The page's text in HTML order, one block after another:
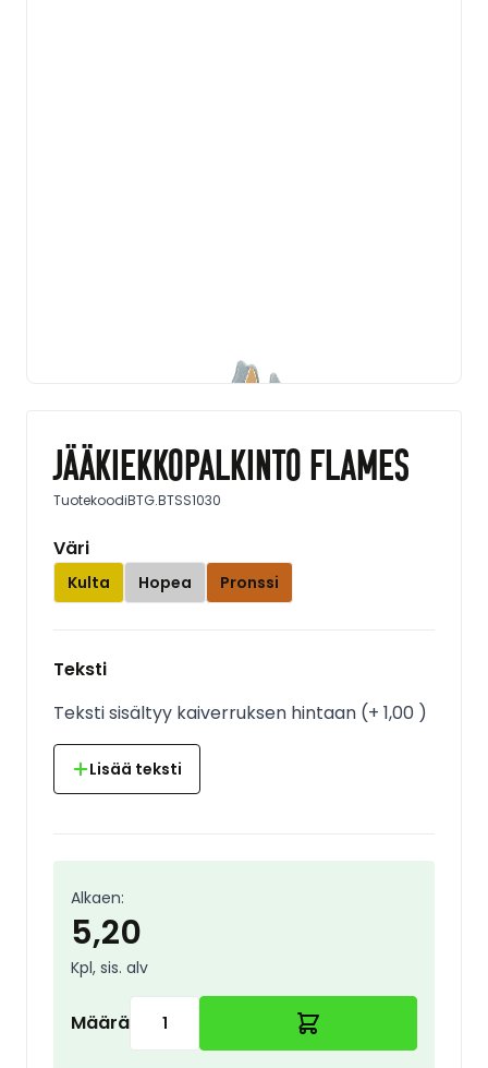
Jääkiekkopalkinto Flames
TuotekoodiBTG.BTSS1030
Väri
Kulta Hopea Pronssi
Teksti
Teksti sisältyy kaiverruksen hintaan (+ 1,00 )
Lisää teksti
Alkaen:
5,20
Kpl, sis. alv
Määrä